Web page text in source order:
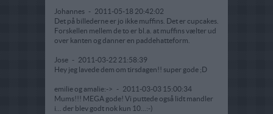
Johannes - 2011-05-18 20:42:02
Det på billederne er jo ikke muffins. Det er cupcakes.
Forskellen mellem de to er bl.a. at muffins vælter ud
over kanten og danner en paddehatteform.
Jose - 2011-03-22 21:58:39
Hey jeg lavede dem om tirsdagen!! super gode ;D
emilie og amalie:-> - 2011-03-03 15:00:34
Mums!!! MEGA gode! Vi puttede også lidt mandler
i... der blev godt nok kun 10...:-)